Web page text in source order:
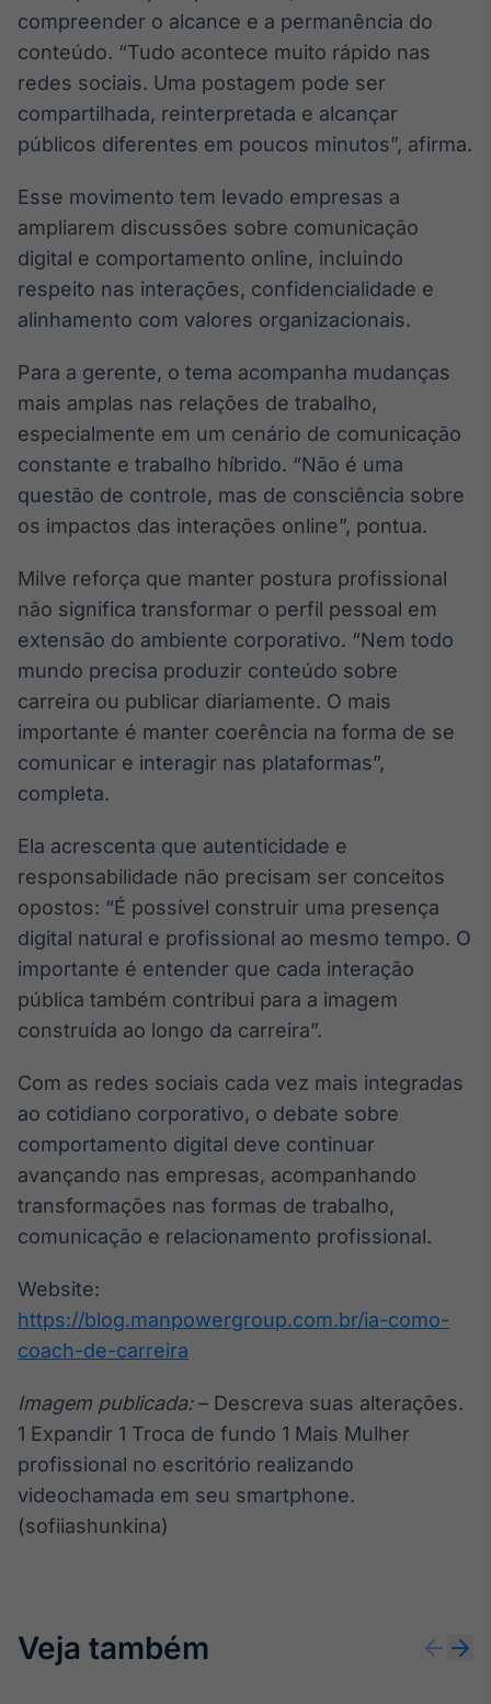
IA
Em breve
BroadFast
Investimentos
Em breve
Tokenização
Em breve
Em breve
compreender o alcance e a permanência do
conteúdo. “Tudo acontece muito rápido nas
redes sociais. Uma postagem pode ser
compartilhada, reinterpretada e alcançar
públicos diferentes em poucos minutos”, afirma.
Esse movimento tem levado empresas a
ampliarem discussões sobre comunicação
digital e comportamento online, incluindo
respeito nas interações, confidencialidade e
alinhamento com valores organizacionais.
Para a gerente, o tema acompanha mudanças
mais amplas nas relações de trabalho,
especialmente em um cenário de comunicação
constante e trabalho híbrido. “Não é uma
questão de controle, mas de consciência sobre
os impactos das interações online”, pontua.
Milve reforça que manter postura profissional
não significa transformar o perfil pessoal em
extensão do ambiente corporativo. “Nem todo
mundo precisa produzir conteúdo sobre
carreira ou publicar diariamente. O mais
importante é manter coerência na forma de se
comunicar e interagir nas plataformas”,
completa.
Ela acrescenta que autenticidade e
responsabilidade não precisam ser conceitos
opostos: “É possível construir uma presença
digital natural e profissional ao mesmo tempo. O
importante é entender que cada interação
pública também contribui para a imagem
construída ao longo da carreira”.
Com as redes sociais cada vez mais integradas
ao cotidiano corporativo, o debate sobre
comportamento digital deve continuar
avançando nas empresas, acompanhando
transformações nas formas de trabalho,
comunicação e relacionamento profissional.
Website:
https://blog.manpowergroup.com.br/ia-como-
coach-de-carreira
Imagem publicada:– Descreva suas alterações.
1 Expandir 1 Troca de fundo 1 Mais Mulher
profissional no escritório realizando
videochamada em seu smartphone.
(sofiiashunkina)
Veja também